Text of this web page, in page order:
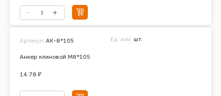
Анкер клиновой М8*105
Артикул: АК-8*105 Ед. изм. шт.
14.78 ₽